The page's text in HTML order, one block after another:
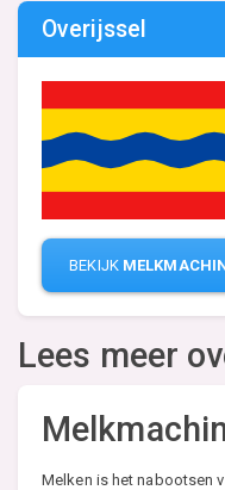
Overijssel
BEKIJK
Lees meer
Melken is het nabootsen